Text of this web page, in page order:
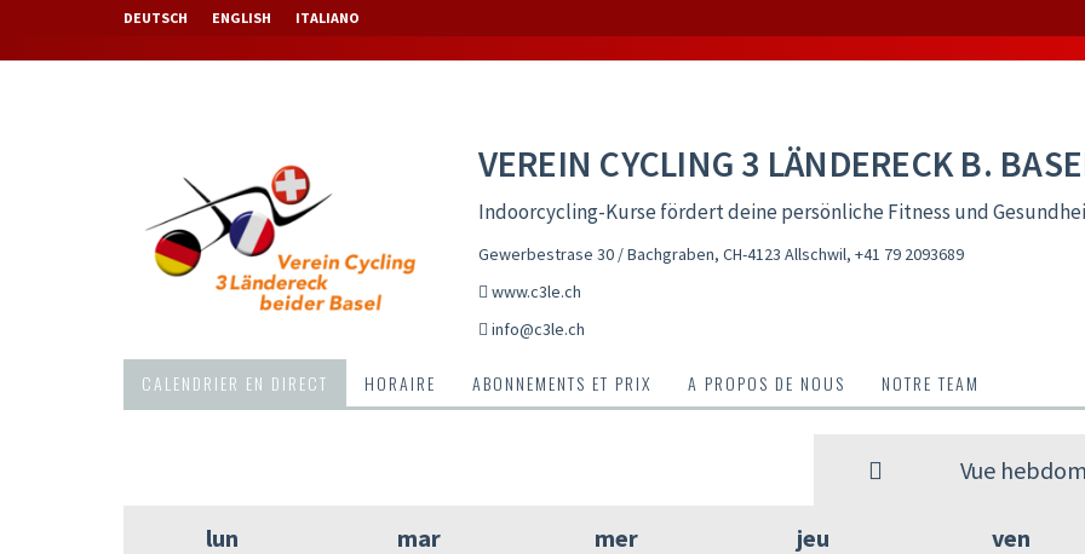
DEUTSCH ENGLISH ITALIANO
VEREIN CYCLING 3 LÄNDERECK B.
Indoorcycling-Kurse fördert deine persönliche Fitness und
Gewerbestrase 30 / Bachgraben, CH-4123 Allschwil, +41 79 2093689
www.c3le.ch
info@c3le.ch
CALENDRIER EN DIRECT HORAIRE ABONNEMENTS ET PRIX A PROPOS DE NOUS NOTRE TEAM
Vue
lun
mar
mer
jeu
ven